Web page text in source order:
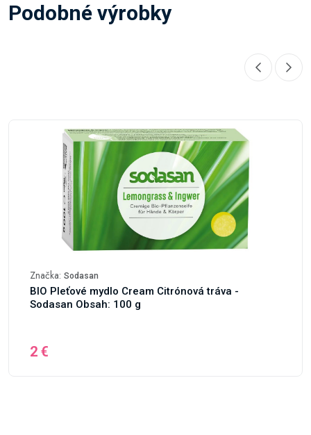
Podobné výrobky
Značka: Sodasan
BIO Pleťové mydlo Cream Citrónová tráva -
Sodasan Obsah: 100 g
2 €